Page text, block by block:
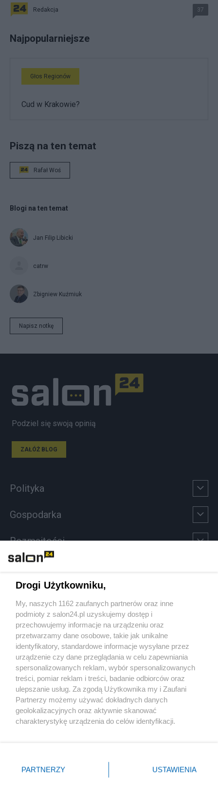
Redakcja 37
Najpopularniejsze
Głos Regionów
Cud w Krakowie?
Piszą na ten temat
Rafał Woś
Blogi na ten temat
Jan Filip Libicki
catrw
Zbigniew Kuźmiuk
Napisz notkę
Podziel się swoją opinią
ZAŁÓŻ BLOG
Polityka
Gospodarka
Rozmaitości
Sport
Społeczeństwo
Kultura
X Facebook Instagram Youtube
Drogi Użytkowniku,
My, naszych 1162 zaufanych partnerów oraz inne
podmioty z salon24.pl uzyskujemy dostęp i
przechowujemy informacje na urządzeniu oraz
przetwarzamy dane osobowe, takie jak unikalne
identyfikatory, standardowe informacje wysyłane przez
urządzenie czy dane przeglądania w celu zapewniania
spersonalizowanych reklam, wybór spersonalizowanych
treści, pomiar reklam i treści, badanie odbiorców oraz
ulepszanie usług. Za zgodą Użytkownika my i Zaufani
Partnerzy możemy używać dokładnych danych
geolokalizacyjnych oraz aktywnie skanować
charakterystykę urządzenia do celów identyfikacji.
zmienić/wycofać klikając przycisk ustawień prywatności
znajdujący się w lewym dolnym rogu strony
PARTNERZY USTAWIENIA